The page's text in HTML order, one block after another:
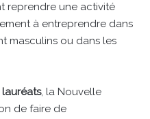
reprendre une activité
à entreprendre dans
masculins ou dans les
, la Nouvelle
de faire de